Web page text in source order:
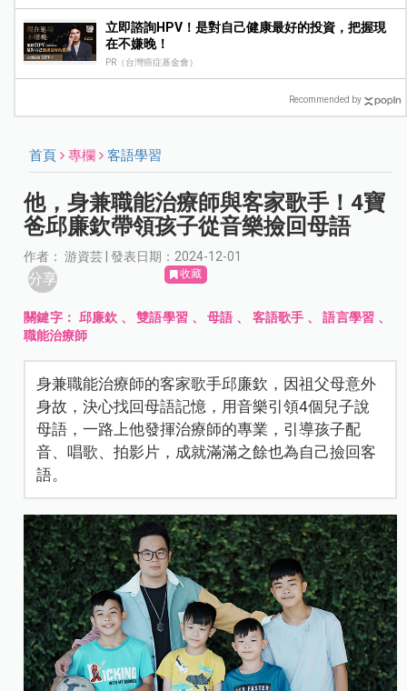
立即諮詢HPV！是對自己健康最好的投資，把握現
在不嫌晚！
PR（台灣癌症基金會）
Recommended by
首頁 專欄 客語學習
他，身兼職能治療師與客家歌手！4寶
爸邱廉欽帶領孩子從音樂撿回母語
作者： 游資芸 | 發表日期：2024-12-01
分享 收藏
關鍵字： 邱廉欽 、雙語學習 、母語 、 客語歌手 、語言學習 、
職能治療師
身兼職能治療師的客家歌手邱廉欽，因祖父母意外
身故，決心找回母語記憶，用音樂引領4個兒子說
母語，一路上他發揮治療師的專業，引導孩子配
音、唱歌、拍影片，成就滿滿之餘也為自己撿回客
語。